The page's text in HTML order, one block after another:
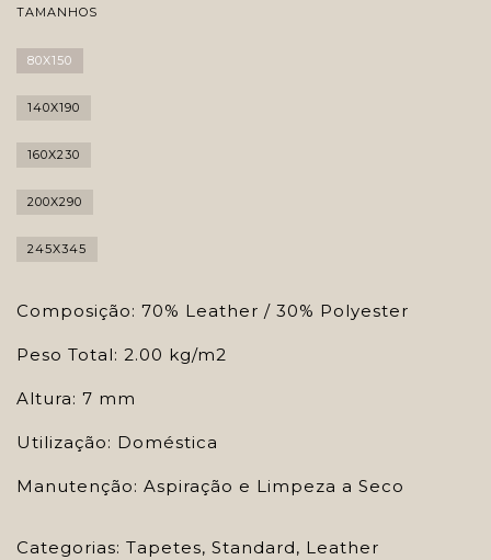
TAMANHOS
80X150
140X190
160X230
200X290
245X345
Composição: 70% Leather / 30% Polyester
Peso Total: 2.00 kg/m2
Altura: 7 mm
Utilização: Doméstica
Manutenção: Aspiração e Limpeza a Seco
Categorias: Tapetes, Standard, Leather